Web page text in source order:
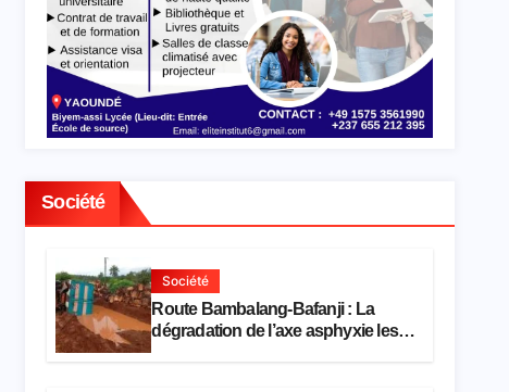
Société
Société
Route Bambalang-Bafanji : La
dégradation de l’axe asphyxie les